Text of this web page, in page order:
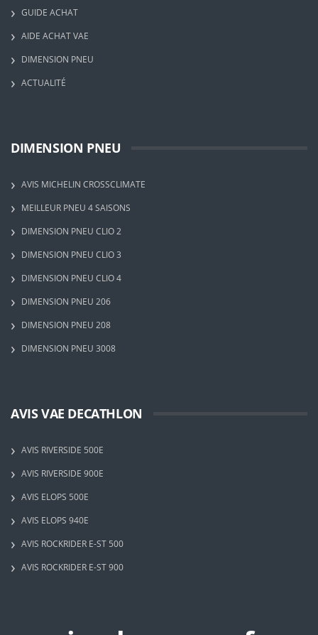
GUIDE ACHAT
AIDE ACHAT VAE
DIMENSION PNEU
ACTUALITÉ
DIMENSION PNEU
AVIS MICHELIN CROSSCLIMATE
MEILLEUR PNEU 4 SAISONS
DIMENSION PNEU CLIO 2
DIMENSION PNEU CLIO 3
DIMENSION PNEU CLIO 4
DIMENSION PNEU 206
DIMENSION PNEU 208
DIMENSION PNEU 3008
AVIS VAE DECATHLON
AVIS RIVERSIDE 500E
AVIS RIVERSIDE 900E
AVIS ELOPS 500E
AVIS ELOPS 940E
AVIS ROCKRIDER E-ST 500
AVIS ROCKRIDER E-ST 900